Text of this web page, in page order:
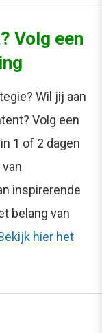
Volg een
Wil jij aan
Volg een
1 of 2 dagen
inspirerende
belang van
hier het